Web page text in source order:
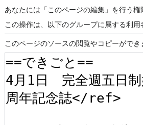
ナ
ー
シ
ョ
ン
移
検
移
動
あなたには「このページの編集」を行う
この操作は、以下のグループに属する利
このページのソースの閲覧やコピーができ